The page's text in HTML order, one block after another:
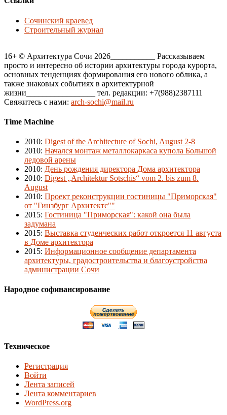
Сочинский краевед
Строительный журнал
16+ © Архитектура Сочи 2026___________ Рассказываем
просто и интересно об истории архитектуры города курорта,
основных тенденциях формирования его нового облика, а
также знаковых событиях в архитектурной
жизни_________________ тел. редакции: +7(988)2387111
Свяжитесь с нами: arch-sochi@mail.ru
Time Machine
2010: Digest of the Architecture of Sochi, August 2-8
2010: Начался монтаж металлокаркаса купола Большой
ледовой арены
2010: День рождения директора Дома архитектора
2010: Digest „Architektur Sotschis“ vom 2. bis zum 8.
August
2010: Проект реконструкции гостиницы "Приморская"
от "Гинзбург Архитектс""
2015: Гостиница "Приморская": какой она была
задумана
2015: Выставка студенческих работ откроется 11 августа
в Доме архитектора
2015: Информационное сообщение департамента
архитектуры, градостроительства и благоустройства
администрации Сочи
Народное софинансирование
Техническое
Регистрация
Войти
Лента записей
Лента комментариев
WordPress.org